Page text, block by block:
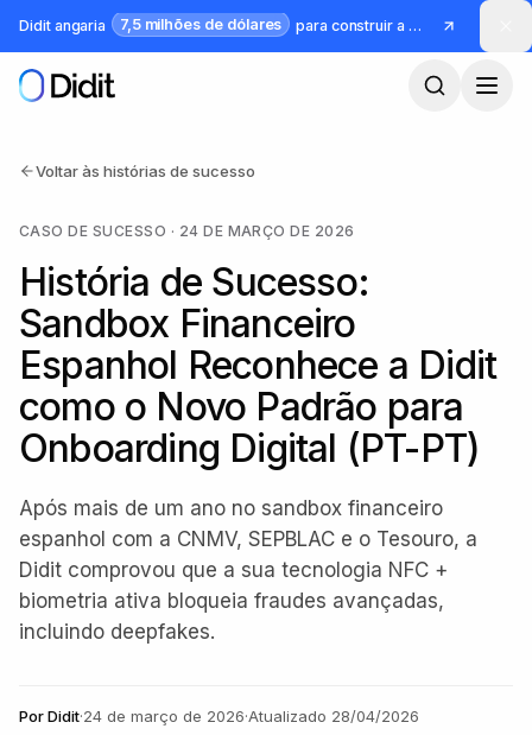
Saltar para o conteúdo principal
Didit angaria 7,5 milhões de dólares para construir a infraestrutura para identidade e fraude
Voltar às histórias de sucesso
CASO DE SUCESSO · 24 DE MARÇO DE 2026
História de Sucesso:
Sandbox Financeiro
Espanhol Reconhece a Didit
como o Novo Padrão para
Onboarding Digital (PT-PT)
Após mais de um ano no sandbox financeiro
espanhol com a CNMV, SEPBLAC e o Tesouro, a
Didit comprovou que a sua tecnologia NFC +
biometria ativa bloqueia fraudes avançadas,
incluindo deepfakes.
PorDidit·24 de março de 2026·Atualizado 28/04/2026